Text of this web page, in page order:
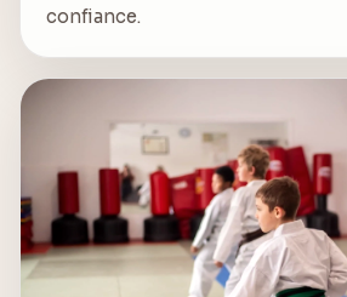
confiance.